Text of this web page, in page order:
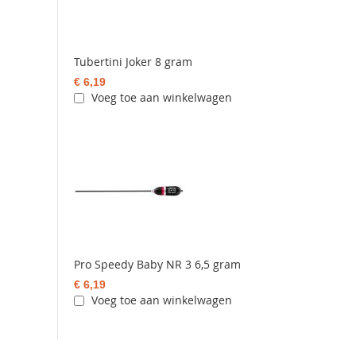
Tubertini Joker 8 gram
€ 6,19
Voeg toe aan winkelwagen
Pro Speedy Baby NR 3 6,5 gram
€ 6,19
Voeg toe aan winkelwagen